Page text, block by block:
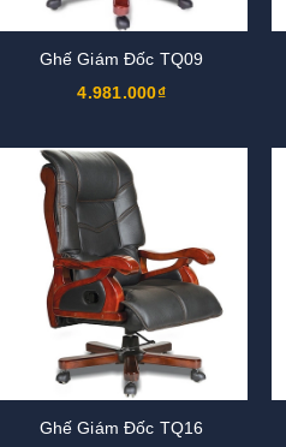
Ghế Giám Đốc TQ09
4.981.000₫
Ghế Giám Đốc TQ16